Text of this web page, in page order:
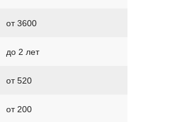
от 3600
до 2 лет
от 520
от 200